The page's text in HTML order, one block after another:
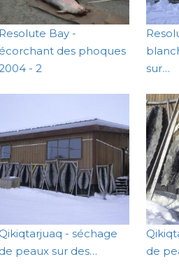
Resolute Bay -
écorchant des phoques
- 2
sur…
Qikiqtarjuaq - séchage
de peaux sur des…
de